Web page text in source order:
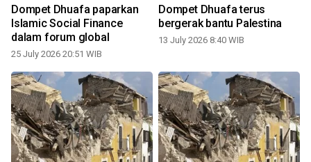
Dompet Dhuafa paparkan
Islamic Social Finance
dalam forum global
25 July 2026 20:51 WIB
Dompet Dhuafa terus
bergerak bantu Palestina
13 July 2026 8:40 WIB